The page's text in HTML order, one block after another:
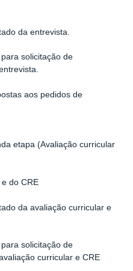
da entrevista.
para solicitação de
entrevista.
aos pedidos de
etapa (Avaliação curricular
do CRE
da avaliação curricular e
solicitação de
curricular e CRE